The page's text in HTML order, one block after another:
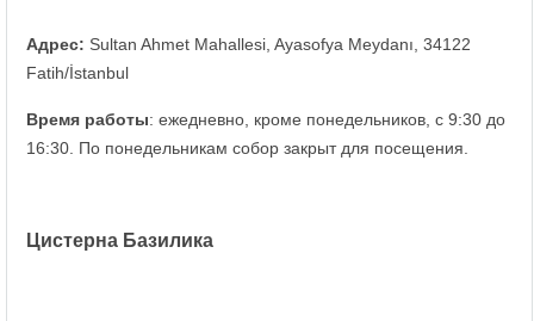
Адрес: Sultan Ahmet Mahallesi, Ayasofya Meydanı, 34122
Fatih/İstanbul
Время работы: ежедневно, кроме понедельников, с 9:30 до
16:30. По понедельникам собор закрыт для посещения.
Цистерна Базилика